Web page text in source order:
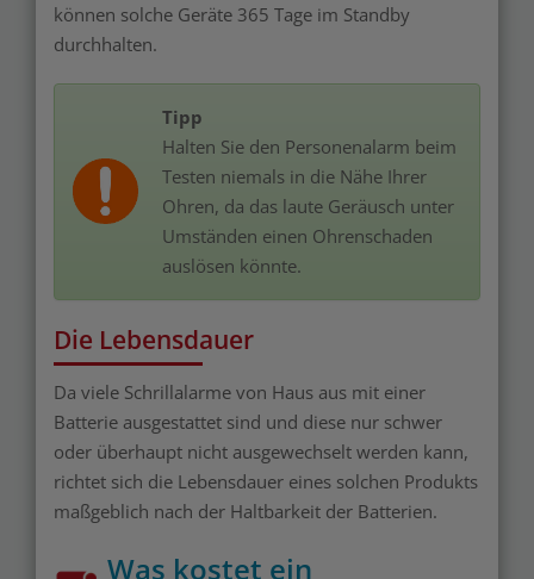
können solche Geräte 365 Tage im Standby
durchhalten.
Tipp
Halten Sie den Personenalarm beim
Testen niemals in die Nähe Ihrer
Ohren, da das laute Geräusch unter
Umständen einen Ohrenschaden
auslösen könnte.
Die Lebensdauer
Da viele Schrillalarme von Haus aus mit einer
Batterie ausgestattet sind und diese nur schwer
oder überhaupt nicht ausgewechselt werden kann,
richtet sich die Lebensdauer eines solchen Produkts
maßgeblich nach der Haltbarkeit der Batterien.
Was kostet ein